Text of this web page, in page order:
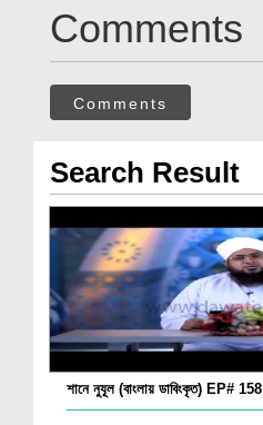
Comments
Comments
Search Result
শানে নুযূল (বাংলায় ডাবিংকৃত) EP# 158